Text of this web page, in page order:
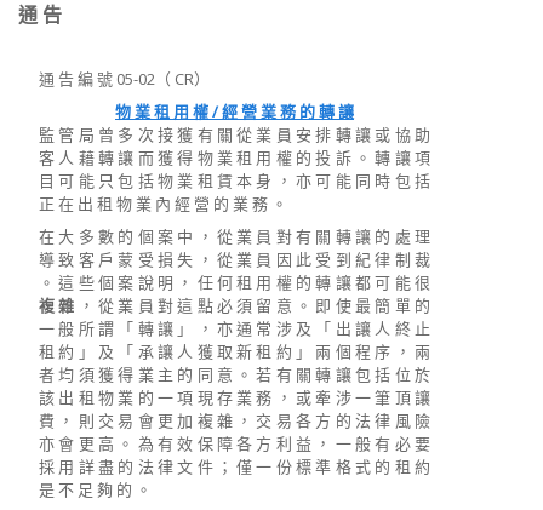
通 告
通 告 編 號 05-02（ CR）
物 業 租 用 權 / 經 營 業 務 的 轉 讓
監 管 局 曾 多 次 接 獲 有 關 從 業 員 安 排 轉 讓 或 協 助
客 人 藉 轉 讓 而 獲 得 物 業 租 用 權 的 投 訴 。 轉 讓 項
目 可 能 只 包 括 物 業 租 賃 本 身 ， 亦 可 能 同 時 包 括
正 在 出 租 物 業 內 經 營 的 業 務 。
在 大 多 數 的 個 案 中 ， 從 業 員 對 有 關 轉 讓 的 處 理
導 致 客 戶 蒙 受 損 失 ， 從 業 員 因 此 受 到 紀 律 制 裁
。 這 些 個 案 說 明 ， 任 何 租 用 權 的 轉 讓 都 可 能 很
複 雜 ， 從 業 員 對 這 點 必 須 留 意 。 即 使 最 簡 單 的
一 般 所 謂 「 轉 讓 」 ， 亦 通 常 涉 及 「 出 讓 人 終 止
租 約 」 及 「 承 讓 人 獲 取 新 租 約 」 兩 個 程 序 ， 兩
者 均 須 獲 得 業 主 的 同 意 。 若 有 關 轉 讓 包 括 位 於
該 出 租 物 業 的 一 項 現 存 業 務 ， 或 牽 涉 一 筆 頂 讓
費 ， 則 交 易 會 更 加 複 雜 ， 交 易 各 方 的 法 律 風 險
亦 會 更 高 。 為 有 效 保 障 各 方 利 益 ， 一 般 有 必 要
採 用 詳 盡 的 法 律 文 件 ； 僅 一 份 標 準 格 式 的 租 約
是 不 足 夠 的 。